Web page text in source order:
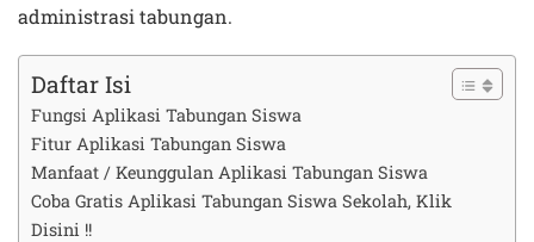
administrasi tabungan.
Daftar Isi
Fungsi Aplikasi Tabungan Siswa
Fitur Aplikasi Tabungan Siswa
Manfaat / Keunggulan Aplikasi Tabungan Siswa
Coba Gratis Aplikasi Tabungan Siswa Sekolah, Klik
Disini !!